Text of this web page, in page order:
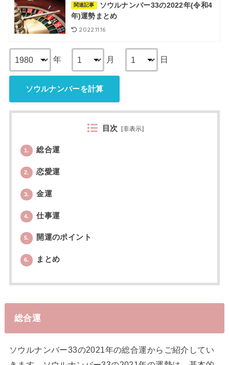
関連記事
ソウルナンバー33の2022年(令和4
年)運勢まとめ
2022.11.16
年 月 日
ソウルナンバーを計算
目次 [非表示]
1. 総合運
2. 恋愛運
3. 金運
4. 仕事運
5. 開運のポイント
6. まとめ
総合運
ソウルナンバー33の2021年の総合運からご紹介してい